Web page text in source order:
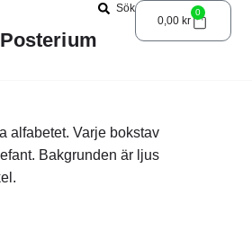
Posterium
Sök
0,00 kr
0